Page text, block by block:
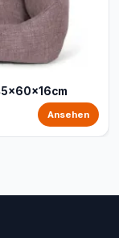
Ansehen